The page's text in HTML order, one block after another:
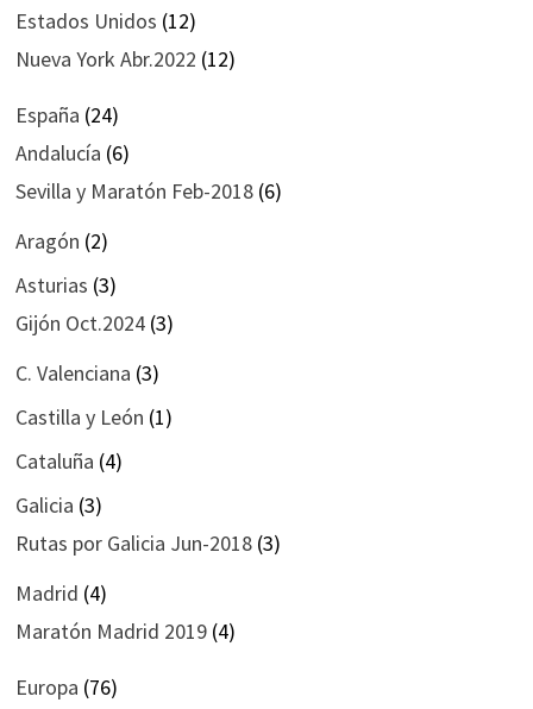
Estados Unidos (12)
Nueva York Abr.2022 (12)
España (24)
Andalucía (6)
Sevilla y Maratón Feb-2018(6)
Aragón (2)
Asturias (3)
Gijón Oct.2024(3)
C. Valenciana (3)
Castilla y León (1)
Cataluña (4)
Galicia (3)
Rutas por Galicia Jun-2018(3)
Madrid (4)
Maratón Madrid 2019(4)
Europa (76)